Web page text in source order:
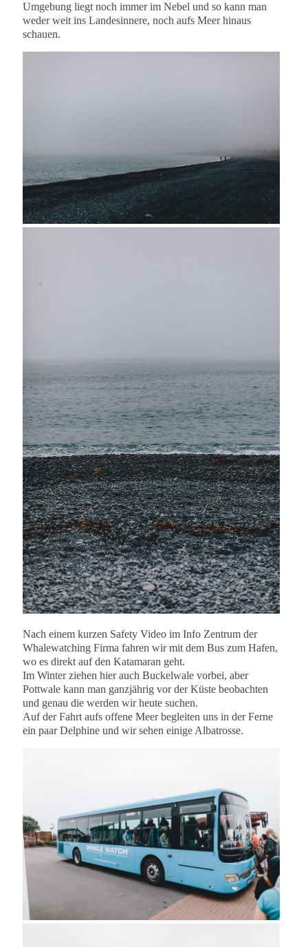
Umgebung liegt noch immer im Nebel und so kann man
weder weit ins Landesinnere, noch aufs Meer hinaus
schauen.
Nach einem kurzen Safety Video im Info Zentrum der
Whalewatching Firma fahren wir mit dem Bus zum Hafen,
wo es direkt auf den Katamaran geht.
Im Winter ziehen hier auch Buckelwale vorbei, aber
Pottwale kann man ganzjährig vor der Küste beobachten
und genau die werden wir heute suchen.
Auf der Fahrt aufs offene Meer begleiten uns in der Ferne
ein paar Delphine und wir sehen einige Albatrosse.